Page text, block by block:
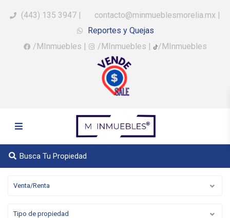
(443) 135 3947 | contacto@minmueblesmorelia.mx |
Reportes y Quejas
/MInmuebles | /MInmuebles | /MInmuebles
Busca Tu Propiedad
Venta/Renta
Tipo de propiedad